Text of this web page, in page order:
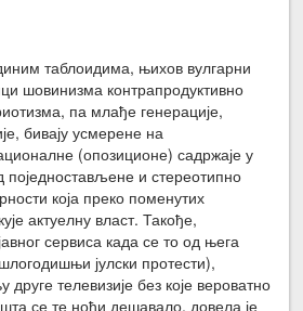
таблоидима, њихов вулгарни
шовинизма контрапродуктивно
па млађе генерације,
бивају усмерене на
(опозиционе) садржаје у
поједностављене и стереотипно
која преко поменутих
актуелну власт. Такође,
сервиса када се то од њега
јулски протести),
телевизије без које вероватно
се те ноћи дешавало, довела је